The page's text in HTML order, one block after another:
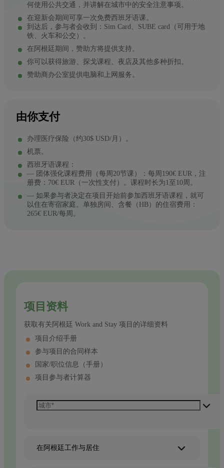
何使用公共交通，并讲解在城市中的安全注意事项。
在迎新会期间可享一次免费西班牙语课。
到达后，参与者会收到：Sim Card、SUBE card（可用于地
铁、火车和公交）。
在阿根廷期间，赞助方将提供支持。
你可以获得旅游、探戈课程、夜店及其他多种折扣。
赞助商办公室提供电脑和上网服务。
由你支付
办理医疗保险（约30$ USD/月）。
机票。
西班牙语课程：
— 团体强化课程费用（每周20节课）：每周190€ EUR，注
册费：70€ EUR（一次性支付）。课程时长为1至10周。
— 如果参与者决定在项目开始前参加西班牙语课程，就可
以住在寄宿家庭。单独房间、含餐（HB）的住宿费用：
265€ EUR/每周。
项目资料
获取有关阿根廷 Work and Stay 项目的详细资料
项目介绍手册
参与项目的合同样本
国家/职位信息（手册）
项目参与者计算器
在阿根廷工作与居住